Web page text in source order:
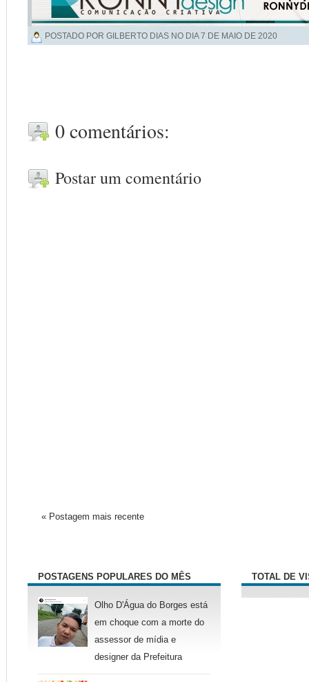
POSTADO POR GILBERTO DIAS NO DIA7 DE MAIO DE 2020
0 comentários:
Postar um comentário
« Postagem mais recente
POSTAGENS POPULARES DO MÊS
Olho D'Água do Borges está
em choque com a morte do
assessor de mídia e
designer da Prefeitura
TOTAL DE